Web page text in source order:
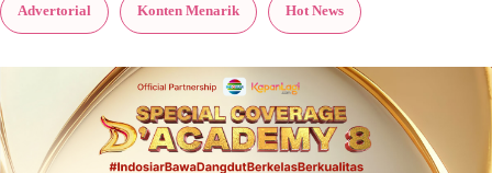
Advertorial Konten Menarik Hot News